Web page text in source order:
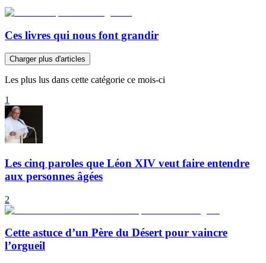
Ces livres qui nous font grandir
Charger plus d'articles
Les plus lus dans cette catégorie ce mois-ci
1
Les cinq paroles que Léon XIV veut faire entendre
aux personnes âgées
2
Cette astuce d’un Père du Désert pour vaincre
l’orgueil